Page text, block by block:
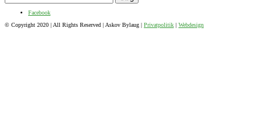
Facebook
© Copyright 2020 | All Rights Reserved | Askov Bylaug | Privatpolitik | Webdesign